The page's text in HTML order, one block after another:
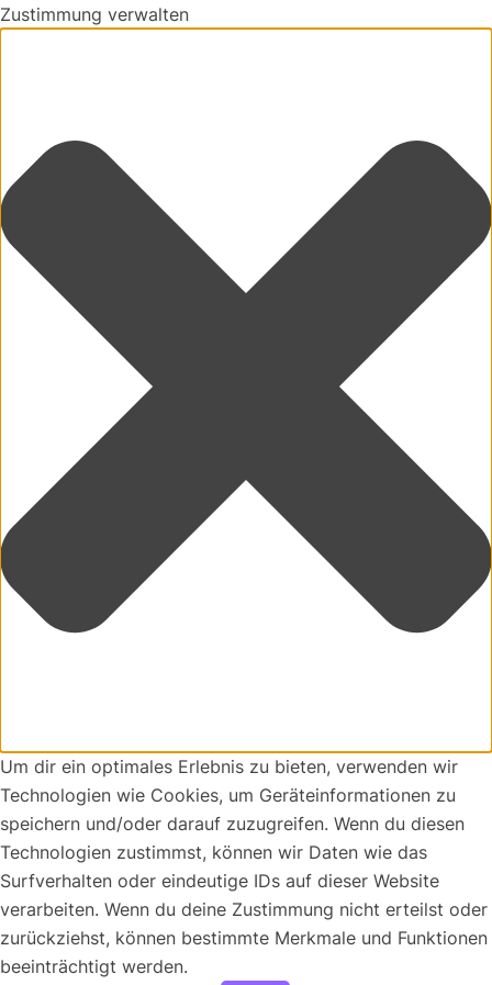
Zustimmung verwalten
Um dir ein optimales Erlebnis zu bieten, verwenden wir
Technologien wie Cookies, um Geräteinformationen zu
speichern und/oder darauf zuzugreifen. Wenn du diesen
Technologien zustimmst, können wir Daten wie das
Surfverhalten oder eindeutige IDs auf dieser Website
verarbeiten. Wenn du deine Zustimmung nicht erteilst oder
zurückziehst, können bestimmte Merkmale und Funktionen
beeinträchtigt werden.